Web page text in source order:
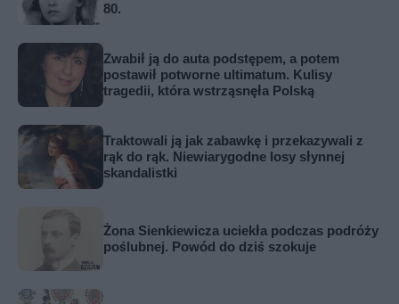
80.
Zwabił ją do auta podstępem, a potem
postawił potworne ultimatum. Kulisy
tragedii, która wstrząsnęła Polską
Traktowali ją jak zabawkę i przekazywali z
rąk do rąk. Niewiarygodne losy słynnej
skandalistki
Żona Sienkiewicza uciekła podczas podróży
poślubnej. Powód do dziś szokuje